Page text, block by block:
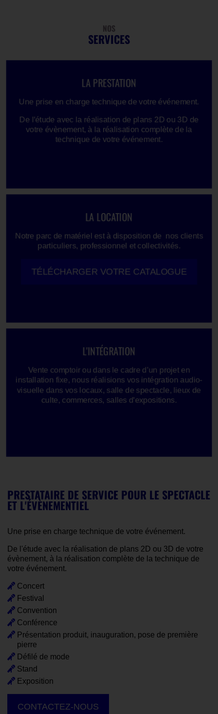
NOS
SERVICES
LA PRESTATION
Une prise en charge technique de votre événement.
De l'étude avec la réalisation de plans 2D ou 3D de
votre évènement, à la réalisation complète de la
technique de votre événement.
LA LOCATION
Notre parc de matériel est à disposition de nos clients
particuliers, professionnel et collectivités.
TÉLÉCHARGER VOTRE CATALOGUE
L'INTÉGRATION
Vente comptoir ou dans le cadre d’un projet en
installation fixe, nous réalisions vos intégration audio-
visuelle dans vos locaux, salle de spectacle, lieux de
culte, commerces, salles d'expositions.
PRESTATAIRE DE SERVICE POUR LE SPECTACLE
ET L'ÉVÈNEMENTIEL
Une prise en charge technique de votre événement.
De l'étude avec la réalisation de plans 2D ou 3D de votre
évènement, à la réalisation complète de la technique de
votre événement.
Concert
Festival
Convention
Conférence
Présentation produit, inauguration, pose de première
pierre
Défilé de mode
Stand
Exposition
CONTACTEZ-NOUS